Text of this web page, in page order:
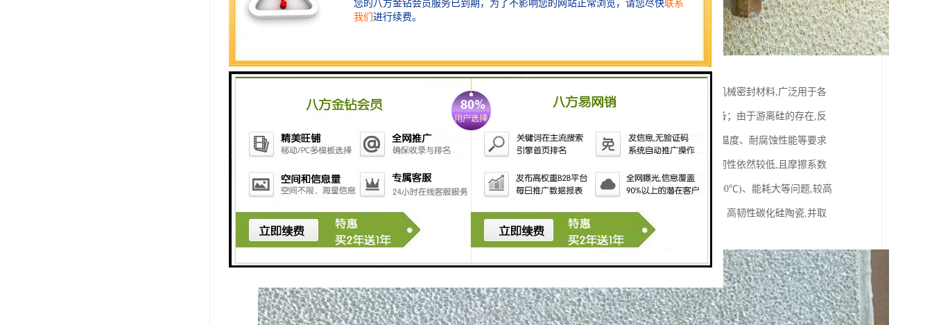
碳化硅陶瓷具有比重小、硬度高、比强度高、耐磨、耐腐蚀、耐高温、抗热震性能良好等特点,被誉为第四代机械密封材料,广泛用于各
类特殊工况条件下工业设备和装置的机械密封。目前,工业化生产的碳化硅陶瓷密封环主要采用反应烧结法制备；由于游离硅的存在,反
应烧结碳化硅密封环的耐高温性、耐腐蚀性较差,力学性能偏低,对应用环境和工况条件有诸多限制。而对使用温度、耐腐蚀性能等要求
较高的密封环则采用无压固相烧结法制备；该烧结方法制得的密封环硬度高、弹性模量大,但抗弯强度和断裂韧性依然较低,且摩擦系数
较大,自身组对时磨损量大,在使用过程中的可靠性差,工作寿命较短；此外,该烧结方法还存在烧结温度高(达2300℃)、能耗大等问题,较高
的生产成本限制了碳化硅密封环的推广应用。由此,国内外众多学者致力于研究低温液相烧结技术制备高强度、高韧性碳化硅陶瓷,并取
得一定的成效。